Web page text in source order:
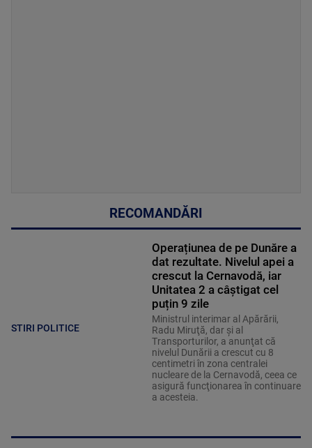
RECOMANDĂRI
STIRI POLITICE
Operațiunea de pe Dunăre a
dat rezultate. Nivelul apei a
crescut la Cernavodă, iar
Unitatea 2 a câștigat cel
puțin 9 zile
Ministrul interimar al Apărării,
Radu Miruţă, dar şi al
Transporturilor, a anunţat că
nivelul Dunării a crescut cu 8
centimetri în zona centralei
nucleare de la Cernavodă, ceea ce
asigură funcţionarea în continuare
a acesteia.